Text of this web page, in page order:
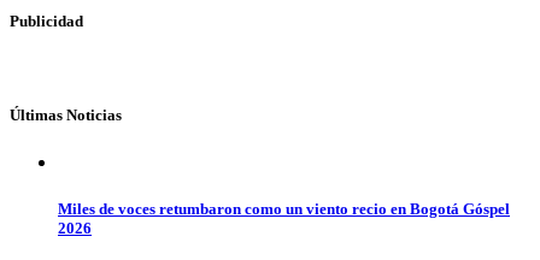
Publicidad
Últimas Noticias
Miles de voces retumbaron como un viento recio en Bogotá Góspel
2026